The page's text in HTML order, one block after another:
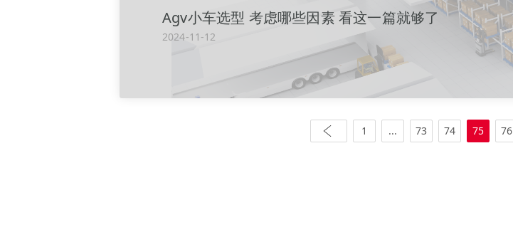
Agv小车选型 考虑哪些因素 看这一篇就够了
2024-11-12
1 ... 73 74 75 76